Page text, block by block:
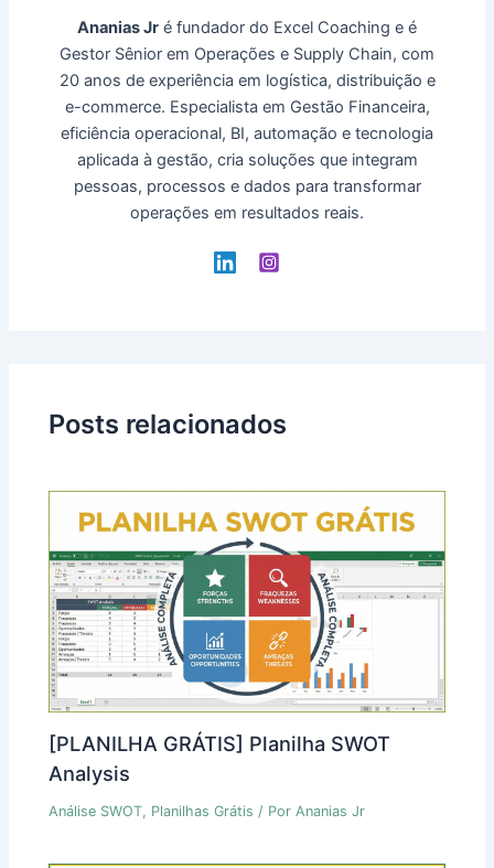
Ananias Jr é fundador do Excel Coaching e é
Gestor Sênior em Operações e Supply Chain, com
20 anos de experiência em logística, distribuição e
e-commerce. Especialista em Gestão Financeira,
eficiência operacional, BI, automação e tecnologia
aplicada à gestão, cria soluções que integram
pessoas, processos e dados para transformar
operações em resultados reais.
Posts relacionados
[PLANILHA GRÁTIS] Planilha SWOT
Analysis
Análise SWOT, Planilhas Grátis / PorAnanias Jr